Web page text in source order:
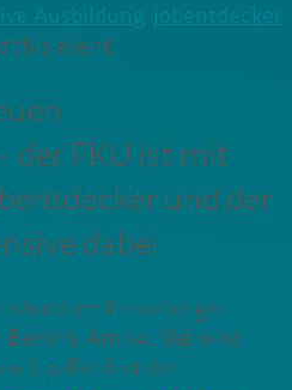
Ausbildung, jobentdecker
this event.
der FKU ist mit
und der
dabei
bald am Kreuzberger
Am 14. Mai wird
Straßenfest der